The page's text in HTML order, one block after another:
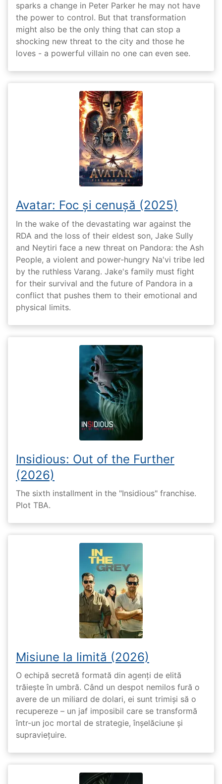
sparks a change in Peter Parker he may not have
the power to control. But that transformation
might also be the only thing that can stop a
shocking new threat to the city and those he
loves - a powerful villain no one can even see.
Avatar: Foc și cenușă (2025)
In the wake of the devastating war against the
RDA and the loss of their eldest son, Jake Sully
and Neytiri face a new threat on Pandora: the Ash
People, a violent and power-hungry Na'vi tribe led
by the ruthless Varang. Jake's family must fight
for their survival and the future of Pandora in a
conflict that pushes them to their emotional and
physical limits.
Insidious: Out of the Further
(2026)
The sixth installment in the "Insidious" franchise.
Plot TBA.
Misiune la limită (2026)
O echipă secretă formată din agenți de elită
trăiește în umbră. Când un despot nemilos fură o
avere de un miliard de dolari, ei sunt trimiși să o
recupereze – un jaf imposibil care se transformă
într-un joc mortal de strategie, înșelăciune și
supraviețuire.